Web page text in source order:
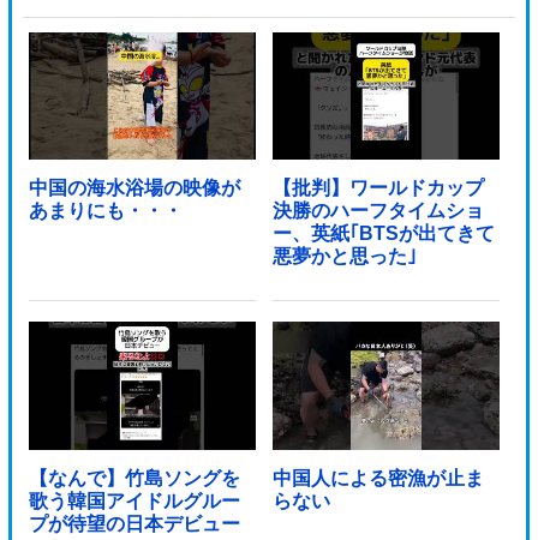
中国の海水浴場の映像が
あまりにも・・・
【批判】ワールドカップ
決勝のハーフタイムショ
ー、英紙｢BTSが出てきて
悪夢かと思った｣
【なんで】竹島ソングを
歌う韓国アイドルグルー
プが待望の日本デビュー
中国人による密漁が止ま
らない